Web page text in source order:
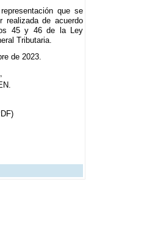
que se
realizada de acuerdo
45 y 46 de la Ley
Tributaria.
de 2023.